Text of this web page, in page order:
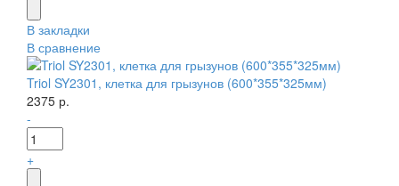
В закладки
В сравнение
Triol SY2301, клетка для грызунов (600*355*325мм)
2375 р.
-
+